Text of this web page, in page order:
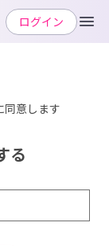
同意します
る
ログイン